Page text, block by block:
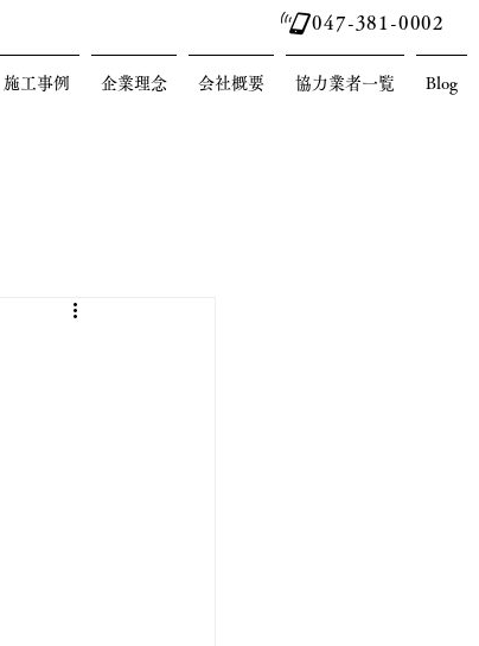
047-381-0002
施工事例 企業理念 会社概要 協力業者一覧 Blog